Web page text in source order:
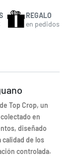
REGALO
en pedidos
Top Crop, un
en
diseñado
calidad de los
controlada.